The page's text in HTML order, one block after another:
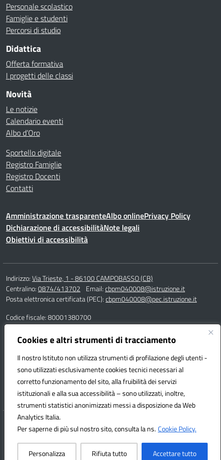
Cookies e altri strumenti di tracciamento
Il nostro Istituto non utilizza strumenti di profilazione degli utenti -
sono utilizzati esclusivamente cookies tecnici necessari al
corretto funzionamento del sito, alla fruibilità dei servizi
istituzionali e alla sua accessibilità – sono utilizzati, inoltre,
strumenti statistici anonimizzati messi a disposizione da Web
Analytics Italia.
Per saperne di più sul nostro sito, consulta la ns.Cookie Policy.
Personalizza Rifiuta tutto Accettare tutto
Personale scolastico
Famiglie e studenti
Percorsi di studio
Didattica
Offerta formativa
I progetti delle classi
Novità
Le notizie
Calendario eventi
Albo d’Oro
Sportello digitale
Registro Famiglie
Registro Docenti
Contatti
Amministrazione trasparenteAlbo onlinePrivacy Policy
Dichiarazione di accessibilitàNote legali
Obiettivi di accessibilità
Indirizzo:Via Trieste, 1 - 86100 CAMPOBASSO (CB)
Centralino:0874/413702 Email:cbpm040008@istruzione.it
Posta elettronica certificata (PEC):cbpm040008@pec.istruzione.it
Codice fiscale: 80001380700
Codice meccanografico:CBPM040008
Codice Indice delle Pubbliche Amministrazioni (IPA): istsc_cbpm040008
Responsabile della trasmissione e pubblicazione di documenti
informazioni e dati ex. Art. 10 d.lgs 33/2013 ss.mm.ii. – d.lgs 97/2016
dott.ssa Adelaide Villa
Hosting & Powered by 3D Solution S.r.l.
Concept & Design by Designers Italia